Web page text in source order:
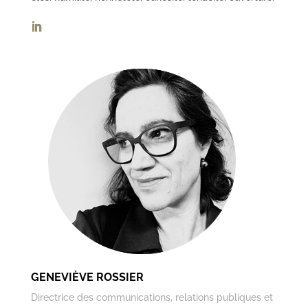
GENEVIÈVE ROSSIER
Directrice des communications, relations publiques et